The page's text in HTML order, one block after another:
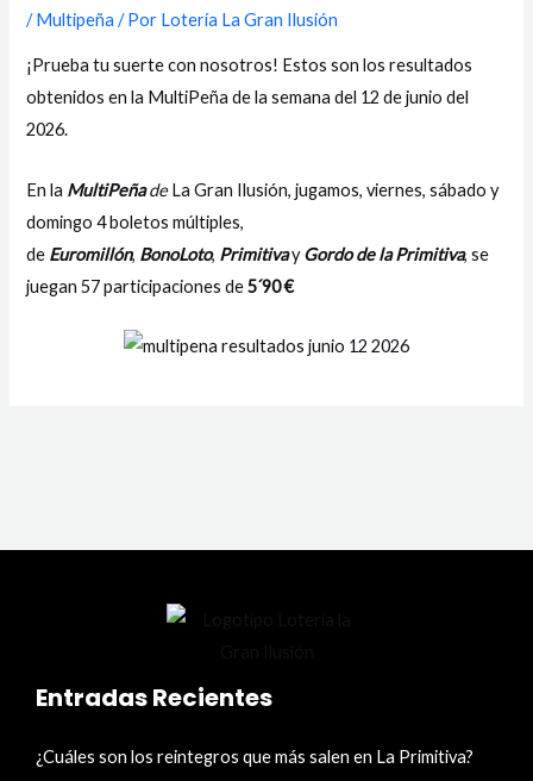
/Multipeña / Por Lotería La Gran Ilusión
¡Prueba tu suerte con nosotros! Estos son los resultados
obtenidos en la MultiPeña de la semana del 12 de junio del
2026.
En la MultiPeñadeLa Gran Ilusión, jugamos, viernes, sábado y
domingo 4 boletos múltiples,
de Euromillón, BonoLoto, PrimitivayGordo de la Primitiva, se
juegan 57 participaciones de5´90 €
Entradas Recientes
¿Cuáles son los reintegros que más salen en La Primitiva?